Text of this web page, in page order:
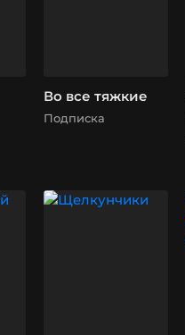
Во все тяжкие
Подписка